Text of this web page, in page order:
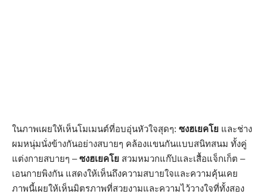
ในภาพเผยให้เห็นโมเมนต์ที่อบอุ่นหัวใจสุดๆ: ซงฮเยคโย และช่าง
ผมหนุ่มนั่งข้างกันอย่างสบายๆ คล้องแขนกันแบบสนิทสนม ทั้งคู่
แต่งกายสบายๆ –ซงฮเยคโย สวมหมวกแก๊ปและเสื้อแจ็กเก็ต –
เอนกายพิงกัน แสดงให้เห็นถึงความสบายใจและความคุ้นเคย
ภาพนี้เผยให้เห็นมิตรภาพที่สวยงามและความไว้วางใจที่ทั้งสอง